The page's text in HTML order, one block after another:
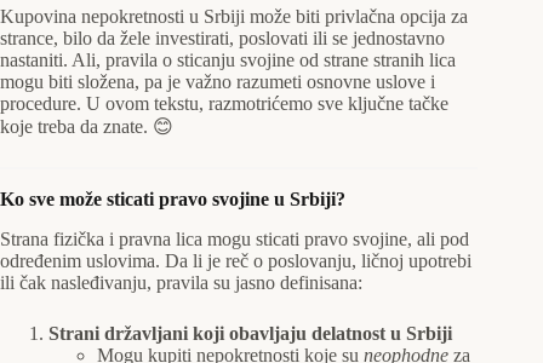
Kupovina nepokretnosti u Srbiji može biti privlačna opcija za
strance, bilo da žele investirati, poslovati ili se jednostavno
nastaniti. Ali, pravila o sticanju svojine od strane stranih lica
mogu biti složena, pa je važno razumeti osnovne uslove i
procedure. U ovom tekstu, razmotrićemo sve ključne tačke
koje treba da znate. 😊
Ko sve može sticati pravo svojine u Srbiji?
Strana fizička i pravna lica mogu sticati pravo svojine, ali pod
određenim uslovima. Da li je reč o poslovanju, ličnoj upotrebi
ili čak nasleđivanju, pravila su jasno definisana:
Strani državljani koji obavljaju delatnost u Srbiji
Mogu kupiti nepokretnosti koje su neophodne za